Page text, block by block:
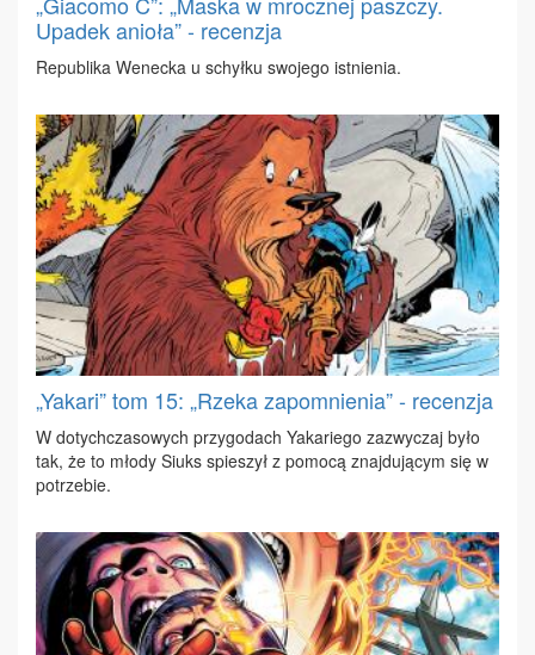
Upadek anioła” - recenzja
Re­pu­bli­ka We­nec­ka u schył­ku swo­je­go ist­nie­nia.
„Yakari” tom 15: „Rzeka zapomnienia” - recenzja
W do­tych­cza­so­wych przy­go­dach Yaka­rie­go za­zwy­czaj by­ło
tak, że to mło­dy Siuks spie­szył z po­mo­cą znaj­du­ją­cym się w
po­trze­bie.